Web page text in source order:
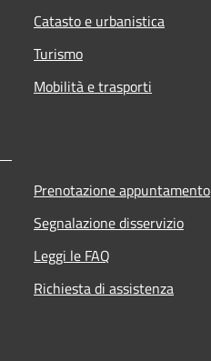
Catasto e urbanistica
Turismo
Mobilità e trasporti
Prenotazione appuntamento
Segnalazione disservizio
Leggi le FAQ
Richiesta di assistenza